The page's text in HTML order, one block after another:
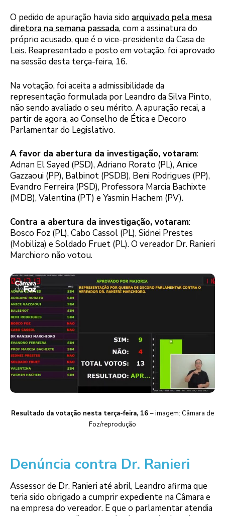
O pedido de apuração havia sido arquivado pela mesa
diretora na semana passada, com a assinatura do
próprio acusado, que é o vice-presidente da Casa de
Leis. Reapresentado e posto em votação, foi aprovado
na sessão desta terça-feira, 16.
Na votação, foi aceita a admissibilidade da
representação formulada por Leandro da Silva Pinto,
não sendo avaliado o seu mérito. A apuração recai, a
partir de agora, ao Conselho de Ética e Decoro
Parlamentar do Legislativo.
A favor da abertura da investigação, votaram:
Adnan El Sayed (PSD), Adriano Rorato (PL), Anice
Gazzaoui (PP), Balbinot (PSDB), Beni Rodrigues (PP),
Evandro Ferreira (PSD), Professora Marcia Bachixte
(MDB), Valentina (PT) e Yasmin Hachem (PV).
Contra a abertura da investigação, votaram:
Bosco Foz (PL), Cabo Cassol (PL), Sidnei Prestes
(Mobiliza) e Soldado Fruet (PL). O vereador Dr. Ranieri
Marchioro não votou.
Resultado da votação nesta terça-feira, 16 – imagem: Câmara de
Foz/reprodução
Denúncia contra Dr. Ranieri
Assessor de Dr. Ranieri até abril, Leandro afirma que
teria sido obrigado a cumprir expediente na Câmara e
na empresa do vereador. E que o parlamentar atendia